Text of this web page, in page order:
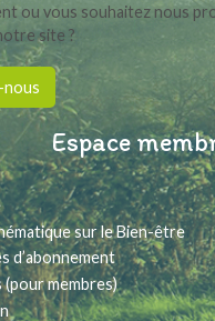
ou vous souhaitez nous
site ?
Espace
sur le Bien-être
d’abonnement
(pour membres)